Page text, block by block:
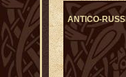
ANTICO-RUSSI